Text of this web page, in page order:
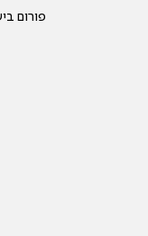
פורום